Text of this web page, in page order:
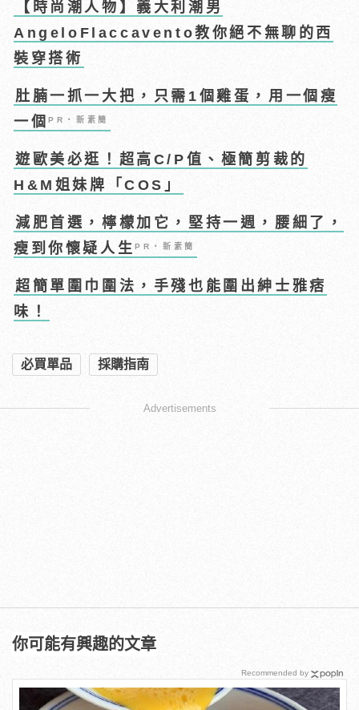
【時尚潮人物】義大利潮男
AngeloFlaccavento教你絕不無聊的西
裝穿搭術
肚腩一抓一大把，只需1個雞蛋，用一個瘦
一個PR・新素簡
遊歐美必逛！超高C/P值、極簡剪裁的
H&M姐妹牌「COS」
減肥首選，檸檬加它，堅持一週，腰細了，
瘦到你懷疑人生PR・新素簡
超簡單圍巾圍法，手殘也能圍出紳士雅痞
味！
必買單品 採購指南
Advertisements
你可能有興趣的文章
Recommended by